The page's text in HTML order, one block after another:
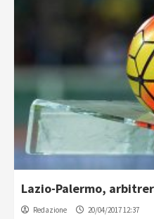
Lazio-Palermo,
Redazione 20/04/2017 12:37